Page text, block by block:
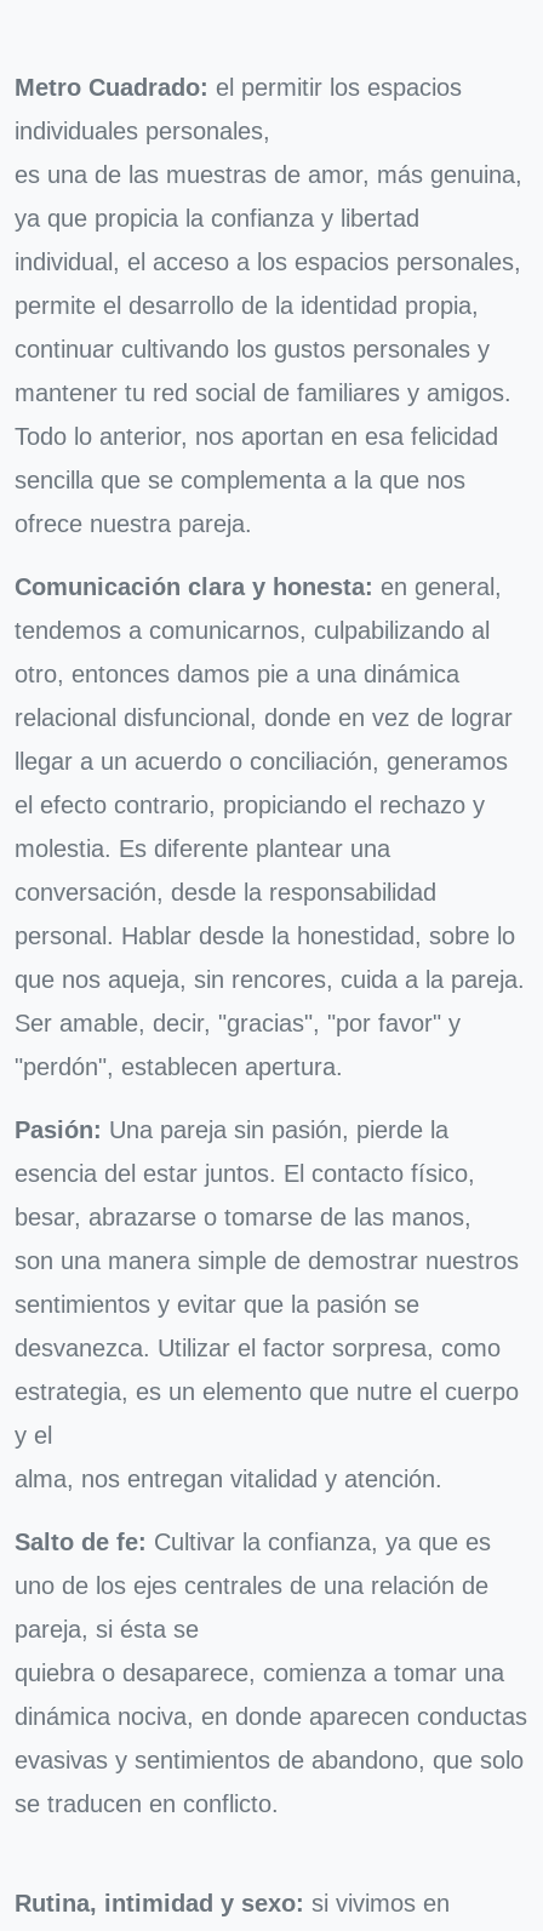
Metro Cuadrado: el permitir los espacios
individuales personales,
es una de las muestras de amor, más genuina,
ya que propicia la confianza y libertad
individual, el acceso a los espacios personales,
permite el desarrollo de la identidad propia,
continuar cultivando los gustos personales y
mantener tu red social de familiares y amigos.
Todo lo anterior, nos aportan en esa felicidad
sencilla que se complementa a la que nos
ofrece nuestra pareja.
Comunicación clara y honesta: en general,
tendemos a comunicarnos, culpabilizando al
otro, entonces damos pie a una dinámica
relacional disfuncional, donde en vez de lograr
llegar a un acuerdo o conciliación, generamos
el efecto contrario, propiciando el rechazo y
molestia. Es diferente plantear una
conversación, desde la responsabilidad
personal. Hablar desde la honestidad, sobre lo
que nos aqueja, sin rencores, cuida a la pareja.
Ser amable, decir, "gracias", "por favor" y
"perdón", establecen apertura.
Pasión: Una pareja sin pasión, pierde la
esencia del estar juntos. El contacto físico,
besar, abrazarse o tomarse de las manos,
son una manera simple de demostrar nuestros
sentimientos y evitar que la pasión se
desvanezca. Utilizar el factor sorpresa, como
estrategia, es un elemento que nutre el cuerpo
y el
alma, nos entregan vitalidad y atención.
Salto de fe: Cultivar la confianza, ya que es
uno de los ejes centrales de una relación de
pareja, si ésta se
quiebra o desaparece, comienza a tomar una
dinámica nociva, en donde aparecen conductas
evasivas y sentimientos de abandono, que solo
se traducen en conflicto.
Rutina, intimidad y sexo: si vivimos en